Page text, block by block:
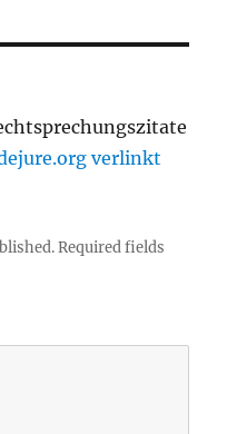
verlinkt
Required fields